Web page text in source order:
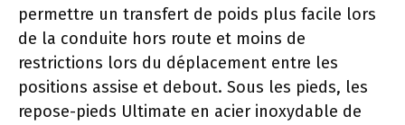
permettre un transfert de poids plus facile lors
de la conduite hors route et moins de
restrictions lors du déplacement entre les
positions assise et debout. Sous les pieds, les
repose-pieds Ultimate en acier inoxydable de